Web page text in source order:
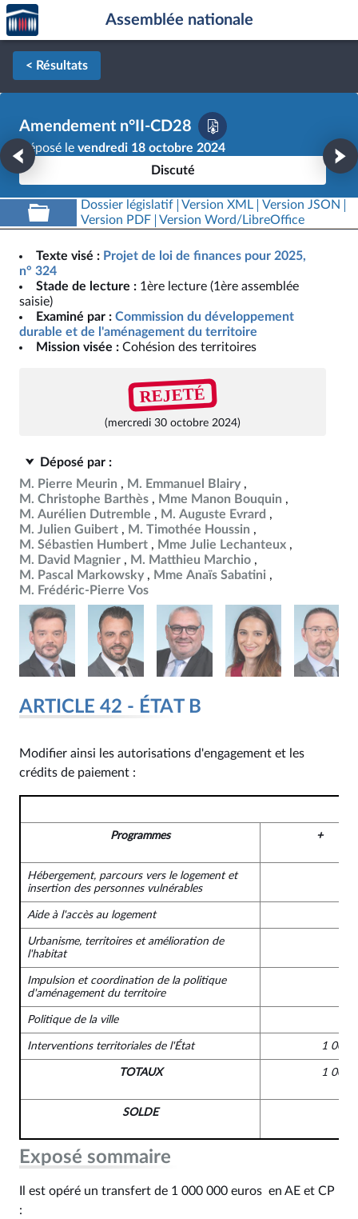
Aller au contenu
Aller en bas de la page
Accèder
à la
page
d'accueil
Assemblée nationale
< Résultats
Amendement n°II-CD28
Déposé le vendredi 18 octobre 2024
Discuté
Dossier législatif Version XML
Version JSON
Version PDF
Version Word/LibreOffice
Texte visé : Projet de loi de finances pour 2025,
n° 324
Stade de lecture : 1ère lecture (1ère assemblée
saisie)
Examiné par : Commission du développement
durable et de l'aménagement du territoire
Mission visée : Cohésion des territoires
REJETÉ
(mercredi 30 octobre 2024)
Déposé par :
M. Pierre Meurin
M. Emmanuel Blairy
M. Christophe Barthès
Mme Manon Bouquin
M. Aurélien Dutremble
M. Auguste Evrard
M. Julien Guibert
M. Timothée Houssin
M. Sébastien Humbert
Mme Julie Lechanteux
M. David Magnier
M. Matthieu Marchio
M. Pascal Markowsky
Mme Anaïs Sabatini
M. Frédéric-Pierre Vos
ARTICLE 42 - ÉTAT B
Modifier ainsi les autorisations d'engagement et les
crédits de paiement :
Programmes +
Hébergement, parcours vers le logement et
insertion des personnes vulnérables
Aide à l'accès au logement
Urbanisme, territoires et amélioration de
l'habitat
Impulsion et coordination de la politique
d'aménagement du territoire
Politique de la ville
Interventions territoriales de l'État 1 000
TOTAUX 1 000
SOLDE
Exposé sommaire
Il est opéré un transfert de 1 000 000 euros en AE et CP
: